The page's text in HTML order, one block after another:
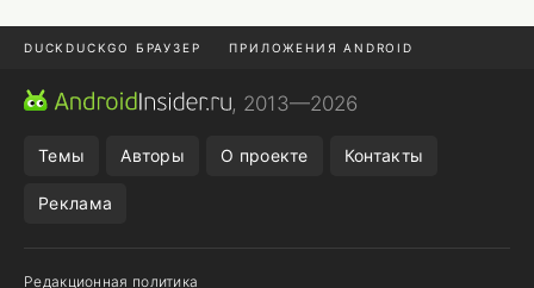
DUCKDUCKGO БРАУЗЕР ПРИЛОЖЕНИЯ ANDROID
CHROME БРАУЗЕР
, 2013—2026
Темы Авторы О проекте Контакты
Реклама
Редакционная политика